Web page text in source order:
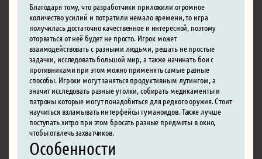
Благодаря тому, что разработчики приложили огромное
количество усилий и потратили немало времени, то игра
получилась достаточно качественное и интересной, поэтому
оторваться от неё будет не просто. Игрок может
взаимодействовать с разными людьми, решать не простые
задачки, исследовать большой мир, а также начинать бои с
противниками при этом можно применять самые разные
способы. Игроки могут заняться продуктивным лутингом, а
значит исследовать разные уголки, собирать медикаменты и
патроны которые могут понадобиться для редкого оружия. Стоит
научиться взламывать интерфейсы гуманоидов. Также лучше
поступать хитро при этом бросать разные предметы в окно,
чтобы отвлечь захватчиков.
Особенности